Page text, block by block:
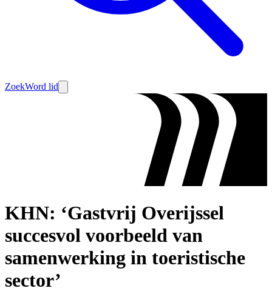
ZoekWord lid
KHN: ‘Gastvrij Overijssel
succesvol voorbeeld van
samenwerking in toeristische
sector’